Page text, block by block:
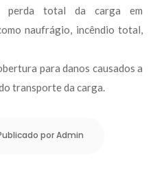
perda total da carga em
naufrágio, incêndio total,
para danos causados a
transporte da carga.
por Admin